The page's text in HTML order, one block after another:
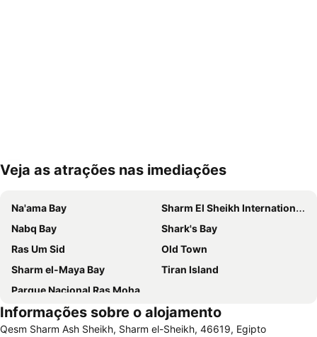
Ampliar mapa
Veja as atrações nas imediações
Na'ama Bay
Sharm El Sheikh International Airport
Nabq Bay
Shark's Bay
Ras Um Sid
Old Town
Sharm el-Maya Bay
Tiran Island
Parque Nacional Ras Mohamed
Informações sobre o alojamento
Qesm Sharm Ash Sheikh, Sharm el-Sheikh, 46619, Egipto